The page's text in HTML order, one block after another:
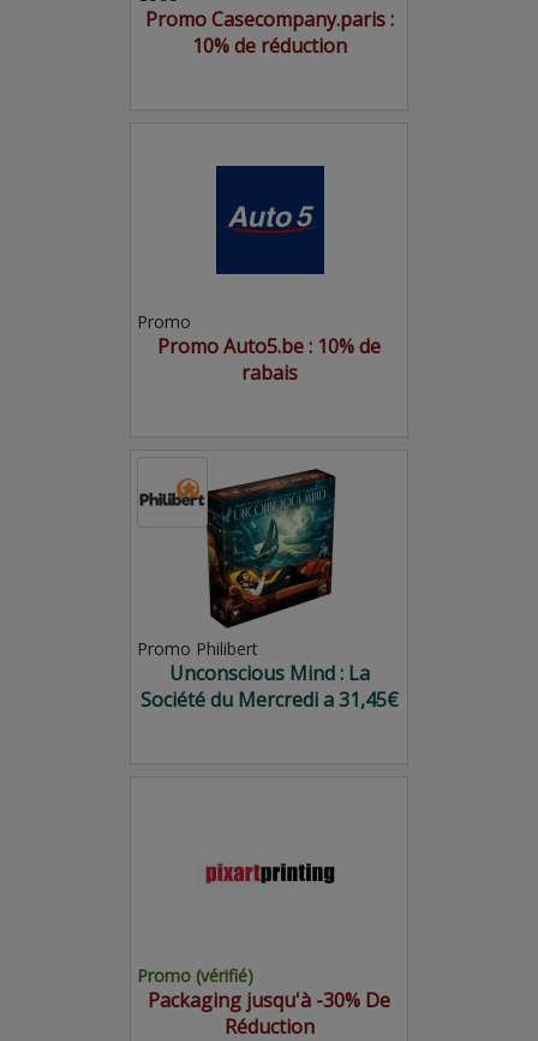
Promo Casecompany.paris :
10% de réduction
Promo
Promo Auto5.be : 10% de
rabais
Promo Philibert
Unconscious Mind : La
Société du Mercredi a 31,45€
Promo (vérifié)
Packaging jusqu'à -30% De
Réduction